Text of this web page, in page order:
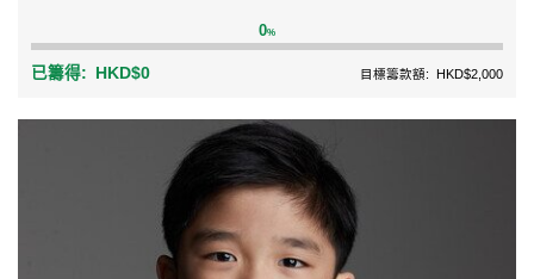
0%
已籌得: HKD$0 目標籌款額: HKD$2,000